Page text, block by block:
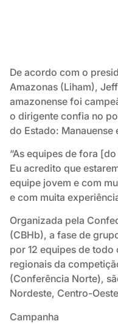
De acordo com o
Amazonas (Liham),
amazonense foi
o dirigente confia no
do Estado: Manauense
“As equipes de fora
Eu acredito que
equipe jovem e com
e com muita
Organizada pela
(CBHb), a fase de
por 12 equipes de
regionais da
(Conferência Norte),
Nordeste, Centro-
Campanha